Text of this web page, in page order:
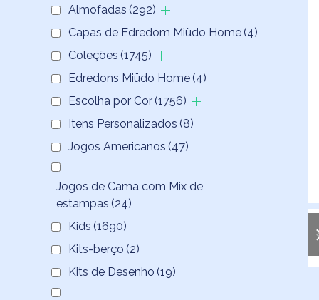
Almofadas (292)
Capas de Edredom Miüdo Home (4)
Coleções (1745)
Edredons Miüdo Home (4)
Escolha por Cor (1756)
Itens Personalizados (8)
Jogos Americanos (47)
Jogos de Cama com Mix de
estampas (24)
Kids (1690)
Kits-berço (2)
Kits de Desenho (19)